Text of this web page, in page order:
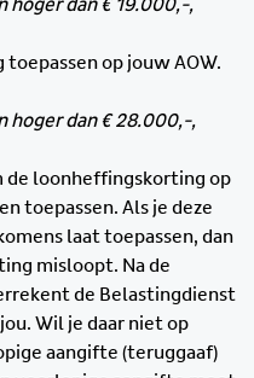
hoger dan € 19.000,-,
op jouw AOW.
hoger dan € 28.000,-,
de loonheffingskorting op
toepassen. Als je deze
laat toepassen, dan
misloopt. Na de
de Belastingdienst
Wil je daar niet op
aangifte (teruggaaf)